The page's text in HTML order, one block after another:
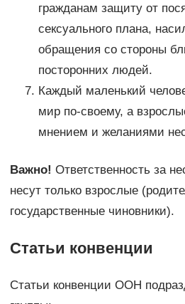
гражданам защиту от
сексуального плана,
обращения со стороны
посторонних людей.
Каждый маленький
мир по-своему, а
мнением и желаниями
Важно! Ответственность за
несут только взрослые
государственные чиновники).
Статьи конвенции
Статьи конвенции ООН